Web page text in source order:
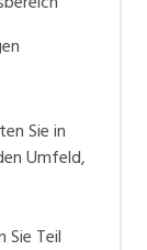
Sie in
Umfeld,
Teil